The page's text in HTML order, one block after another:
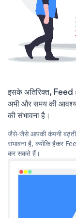
इसके अतिरिक्त,
अभी और समय की
की संभावना है।
जैसे-जैसे आपकी कंपनी बढ़ती
संभावना है, क्योंकि हैकर
कर सकते हैं।